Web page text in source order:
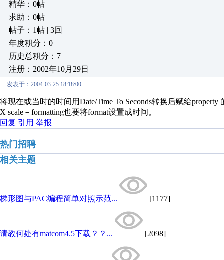
精华：0帖
求助：0帖
帖子：1帖 | 3回
年度积分：0
历史总积分：7
注册：2002年10月29日
发表于：2004-03-25 18:18:00
将现在或当时的时间用Date/Time To Seconds转换后赋给
X scale－formatting也要将format设置成时间。
回复 引用 举报
热门招聘
相关主题
梯形图与PAC编程简单对照示范... [1177]
请教何处有matcom4.5下载？？... [2098]